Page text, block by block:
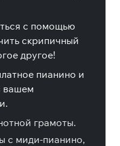
с помощью
скрипичный
другое!
пианино и
вашем
грамоты.
с миди-пианино,